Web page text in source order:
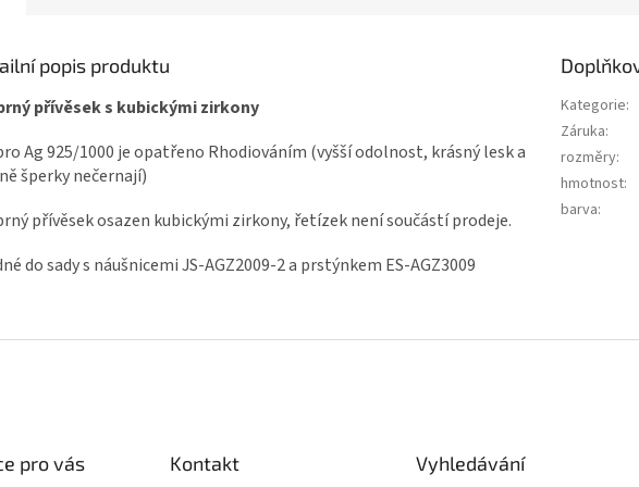
popis produktu
přívěsek s kubickými zirkony
Ag 925/1000 je opatřeno Rhodiováním (vyšší odolnost, krásný lesk a
šperky nečernají)
přívěsek osazen kubickými zirkony, řetízek není součástí prodeje.
do sady s náušnicemi JS-AGZ2009-2 a prstýnkem ES-AGZ3009
Kategorie:
Záruka:
rozměry:
hmotnost:
barva:
pro vás Kontakt Vyhledávání